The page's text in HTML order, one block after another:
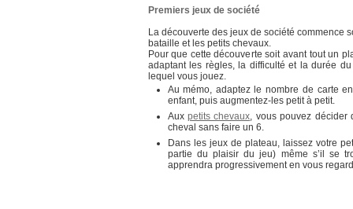
Premiers jeux de société
La découverte des jeux de société commence
bataille et les petits chevaux.
Pour que cette découverte soit avant tout un
adaptant les règles, la difficulté et la durée
lequel vous jouez.
Au mémo, adaptez le nombre de carte
enfant, puis augmentez-les petit à petit.
Aux petits chevaux, vous pouvez décider
cheval sans faire un 6.
Dans les jeux de plateau, laissez votre
partie du plaisir du jeu) même s’il se
apprendra progressivement en vous